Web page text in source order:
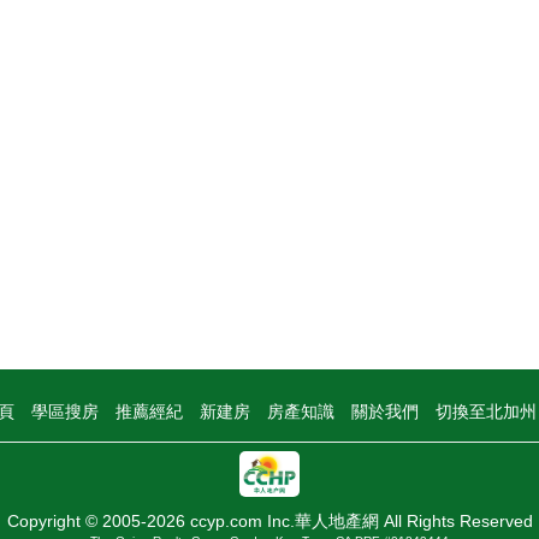
學區搜房 推薦經紀 新建房 房產知識 關於我們 切換至北加
Copyright © 2005-2026 ccyp.com Inc.華人地產網 All Rights Reserved